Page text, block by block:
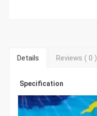
Details Reviews ( 0)
Specification